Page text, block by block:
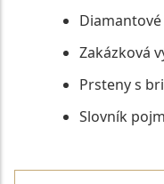
Zakázková
Prsteny s
Slovník